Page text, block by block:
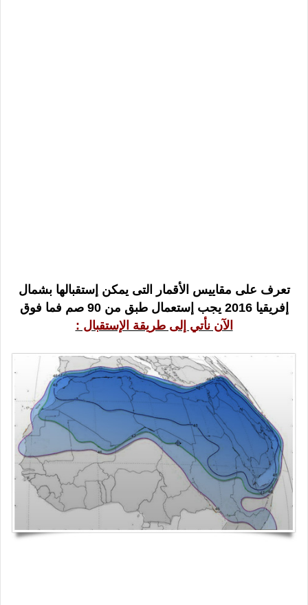
تعرف على مقاييس الأقمار التى يمكن إستقبالها بشمال
إفريقيا 2016 يجب إستعمال طبق من 90 صم فما فوق
الآن نأتي إلى طريقة الإستقبال :